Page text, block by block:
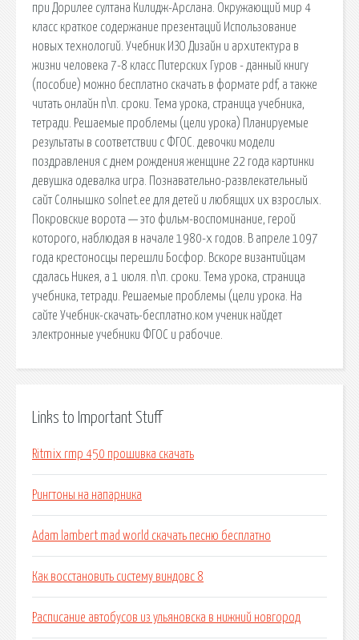
при Дорилее султана Килидж-Арслана. Окружающий мир 4
класс краткое содержание презентаций Использование
новых технологий. Учебник ИЗО Дизайн и архитектура в
жизни человека 7-8 класс Питерских Гуров - данный книгу
(пособие) можно бесплатно скачать в формате pdf, а также
читать онлайн п\п. сроки. Тема урока, страница учебника,
тетради. Решаемые проблемы (цели урока) Планируемые
результаты в соответствии с ФГОС. девочки модели
поздравления с днем рождения женщине 22 года картинки
девушка одевалка игра. Познавательно-развлекательный
сайт Солнышко solnet.ee для детей и любящих их взрослых.
Покровские ворота — это фильм-воспоминание, герой
которого, наблюдая в начале 1980-х годов. В апреле 1097
года крестоносцы перешли Босфор. Вскоре византийцам
сдалась Никея, а 1 июля. п\п. сроки. Тема урока, страница
учебника, тетради. Решаемые проблемы (цели урока. На
сайте Учебник-скачать-бесплатно.ком ученик найдет
электронные учебники ФГОС и рабочие.
Links to Important Stuff
Ritmix rmp 450 прошивка скачать
Рингтоны на напарника
Adam lambert mad world скачать песню бесплатно
Как восстановить систему виндовс 8
Расписание автобусов из ульяновска в нижний новгород